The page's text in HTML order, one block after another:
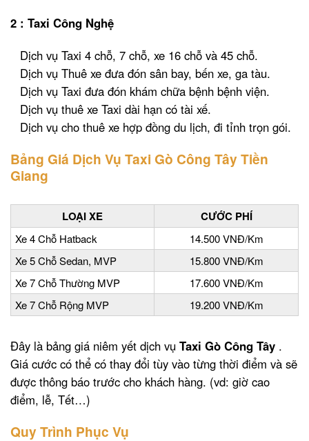
2 : Taxi Công Nghệ
Dịch vụ Taxi 4 chỗ, 7 chỗ, xe 16 chỗ và 45 chỗ.
Dịch vụ Thuê xe đưa đón sân bay, bến xe, ga tàu.
Dịch vụ Taxi đưa đón khám chữa bệnh bệnh viện.
Dịch vụ thuê xe Taxi dài hạn có tài xế.
Dịch vụ cho thuê xe hợp đồng du lịch, đi tỉnh trọn gói.
Bảng Giá Dịch Vụ Taxi Gò Công Tây Tiền
Giang
LOẠI XE CƯỚC PHÍ
Xe 4 Chỗ Hatback
14.500 VNĐ/Km
Xe 5 Chỗ Sedan, MVP
15.800 VNĐ/Km
Xe 7 Chỗ Thường MVP
17.600 VNĐ/Km
Xe 7 Chỗ Rộng MVP
19.200 VNĐ/Km
Đây là bảng giá niêm yết dịch vụ Taxi Gò Công Tây .
Giá cước có thể có thay đổi tùy vào từng thời điểm và sẽ
được thông báo trước cho khách hàng. (vd: giờ cao
điểm, lễ, Tết…)
Quy Trình Phục Vụ